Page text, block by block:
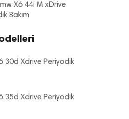
X6 44i M xDrive
Bakım
30d Xdrive Periyodik
35d Xdrive Periyodik